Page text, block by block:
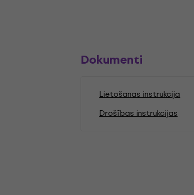
Dokumenti
Lietošanas instrukcija
Drošības instrukcijas